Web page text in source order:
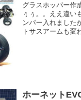
グラスホッパー作
ぅぅ。。ええ違い
ンパー入れました
トサスアームも
ホーネット